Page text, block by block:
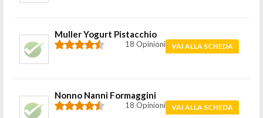
Muller Yogurt Pistacchio
18 Opinioni VAI ALLA SCHEDA
Nonno Nanni Formaggini
18 Opinioni VAI ALLA SCHEDA